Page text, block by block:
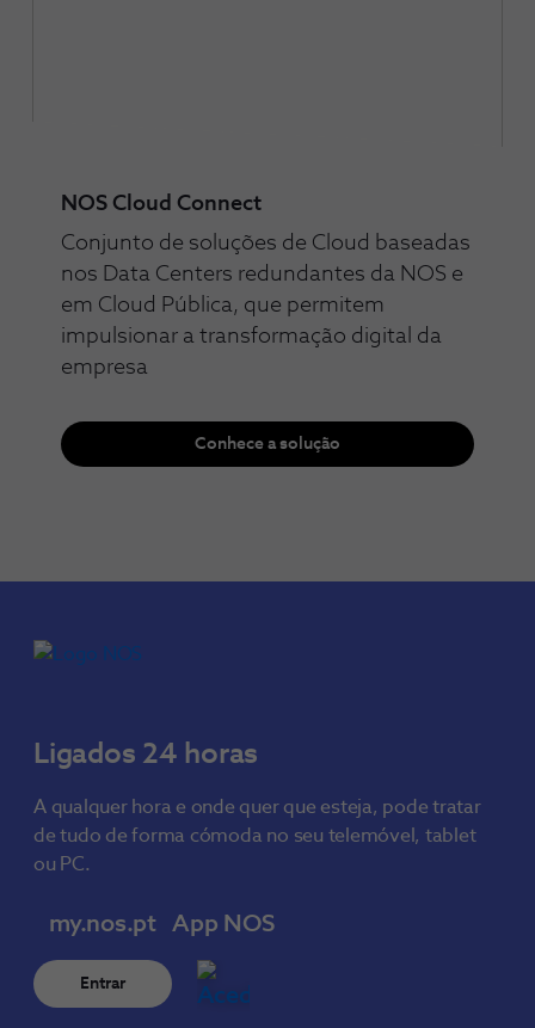
NOS Cloud Connect
Conjunto de soluções de Cloud baseadas
nos Data Centers redundantes da NOS e
em Cloud Pública, que permitem
impulsionar a transformação digital da
empresa
Conhece a solução
Ligados 24 horas
A qualquer hora e onde quer que esteja, pode tratar
de tudo de forma cómoda no seu telemóvel, tablet
ou PC.
my.nos.pt
Entrar
App NOS